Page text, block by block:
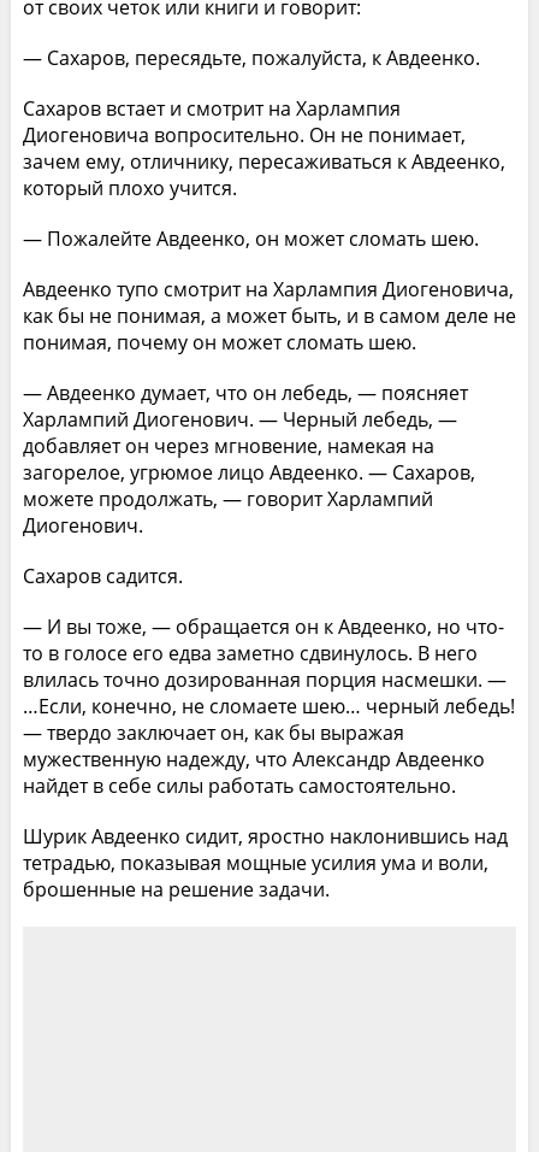
от своих четок или книги и говорит:
— Сахаров, пересядьте, пожалуйста, к Авдеенко.
Сахаров встает и смотрит на Харлампия
Диогеновича вопросительно. Он не понимает,
зачем ему, отличнику, пересаживаться к Авдеенко,
который плохо учится.
— Пожалейте Авдеенко, он может сломать шею.
Авдеенко тупо смотрит на Харлампия Диогеновича,
как бы не понимая, а может быть, и в самом деле не
понимая, почему он может сломать шею.
— Авдеенко думает, что он лебедь, — поясняет
Харлампий Диогенович. — Черный лебедь, —
добавляет он через мгновение, намекая на
загорелое, угрюмое лицо Авдеенко. — Сахаров,
можете продолжать, — говорит Харлампий
Диогенович.
Сахаров садится.
— И вы тоже, — обращается он к Авдеенко, но что-
то в голосе его едва заметно сдвинулось. В него
влилась точно дозированная порция насмешки. —
…Если, конечно, не сломаете шею… черный лебедь!
— твердо заключает он, как бы выражая
мужественную надежду, что Александр Авдеенко
найдет в себе силы работать самостоятельно.
Шурик Авдеенко сидит, яростно наклонившись над
тетрадью, показывая мощные усилия ума и воли,
брошенные на решение задачи.